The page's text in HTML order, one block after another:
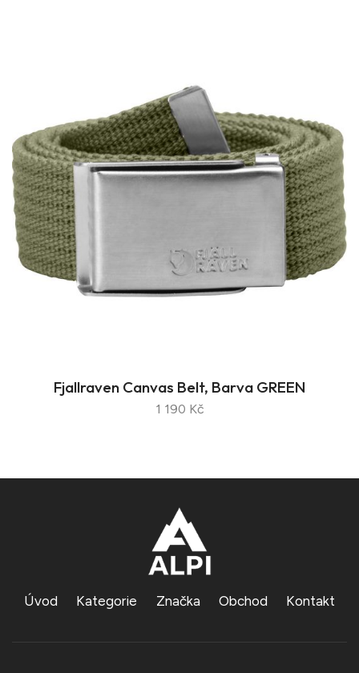
Fjallraven Canvas Belt, Barva GREEN
1 190 Kč
Úvod Kategorie Značka Obchod Kontakt